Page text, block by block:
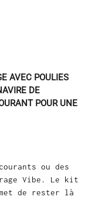
AVEC POULIES
DE
POUR UNE
ou des
Vibe. Le kit
de rester là